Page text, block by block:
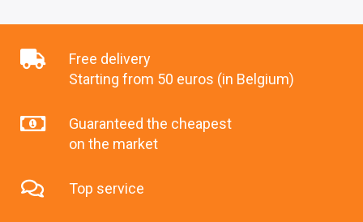
Free delivery
Starting from 50 euros (in Belgium)
Guaranteed the cheapest
on the market
Top service